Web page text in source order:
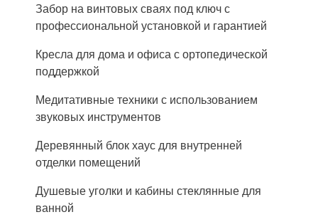
Забор на винтовых сваях под ключ с
профессиональной установкой и гарантией
Кресла для дома и офиса с ортопедической
поддержкой
Медитативные техники с использованием
звуковых инструментов
Деревянный блок хаус для внутренней
отделки помещений
Душевые уголки и кабины стеклянные для
ванной